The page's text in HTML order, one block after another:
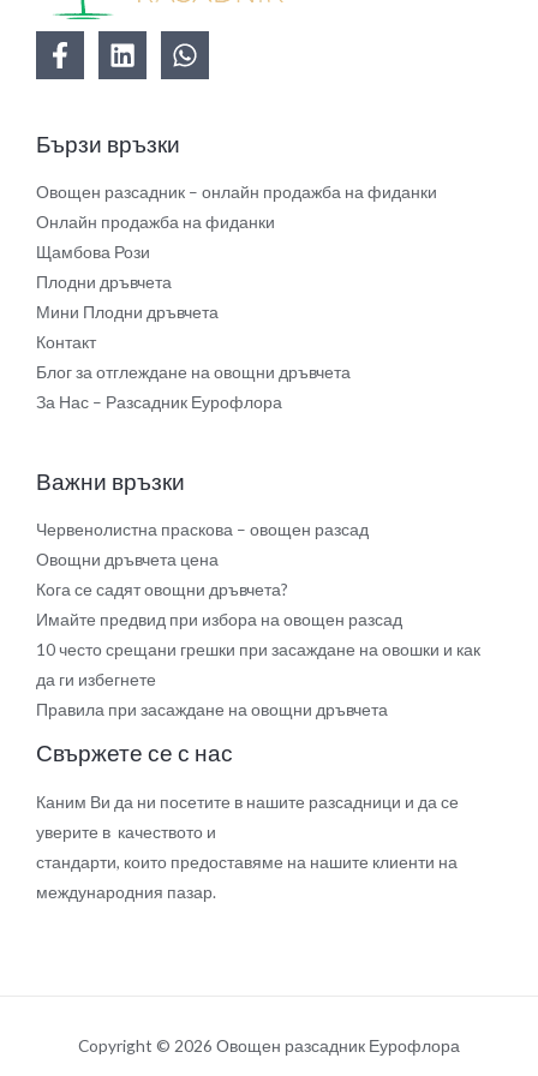
Бързи връзки
Овощен разсадник – онлайн продажба на фиданки
Онлайн продажба на фиданки
Щамбова Рози
Плодни дръвчета
Мини Плодни дръвчета
Контакт
Блог за отглеждане на овощни дръвчета
За Нас – Разсадник Еурофлора
Важни връзки
Червенолистна праскова – овощен разсад
Овощни дръвчета цена
Кога се садят овощни дръвчета?
Имайте предвид при избора на овощен разсад
10 често срещани грешки при засаждане на овошки и как
да ги избегнете
Правила при засаждане на овощни дръвчета
Свържете се с нас
Каним Ви да ни посетите в нашите разсадници и да се
уверите в качеството и
стандарти, които предоставяме на нашите клиенти на
международния пазар.
Copyright © 2026 Овощен разсадник Еурофлора